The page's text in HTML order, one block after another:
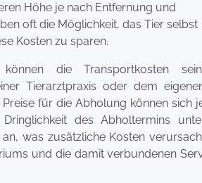
Höhe je nach Entfernung und
oft die Möglichkeit, das Tier selbst
Kosten zu sparen.
die Transportkosten
Tierarztpraxis oder dem
für die Abholung können sich
des Abholtermins
was zusätzliche Kosten
und die damit verbundenen